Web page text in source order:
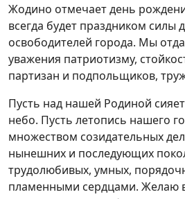
Жодино отмечает день
всегда будет праздником силы
освободителей города. Мы
уважения патриотизму,
партизан и подпольщиков,
Пусть над нашей Родиной
небо. Пусть летопись нашего
множеством созидательных
нынешних и последующих
трудолюбивых, умных,
пламенными сердцами. Желаю